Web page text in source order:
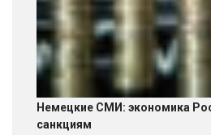
Немецкие СМИ: экономика
санкциям